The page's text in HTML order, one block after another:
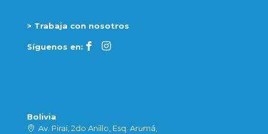
> Trabaja con nosotros
Síguenos en:
Bolivia
Av. Piraí, 2do Anillo, Esq. Arumá,